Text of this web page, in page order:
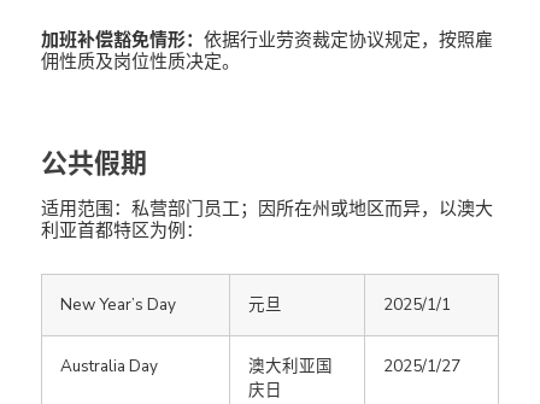
加班补偿豁免情形： 依据行业劳资裁定协议规定，按照雇
佣性质及岗位性质决定。
公共假期
适用范围：私营部门员工；因所在州或地区而异，以澳大
利亚首都特区为例：
New Year’s Day 元旦 2025/1/1
Australia Day
澳大利亚国
庆日
2025/1/27